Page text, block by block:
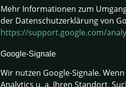
Mehr Informationen zum
der Datenschutzerklärung von
https://support.google.com/
Google-Signale
Wir nutzen Google-Signale.
Analytics u. a. Ihren Standort,